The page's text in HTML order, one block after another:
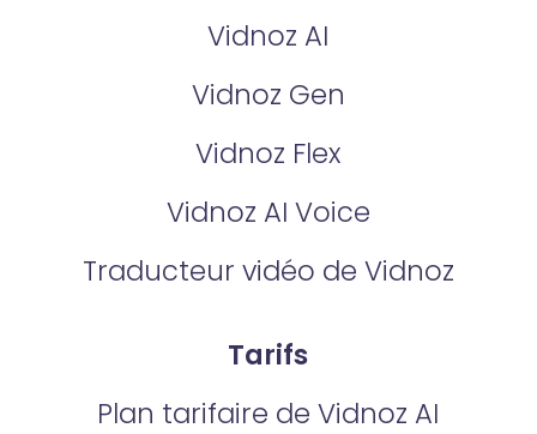
Vidnoz AI
Vidnoz Gen
Vidnoz Flex
Vidnoz AI Voice
Traducteur vidéo de Vidnoz
Tarifs
Plan tarifaire de Vidnoz AI